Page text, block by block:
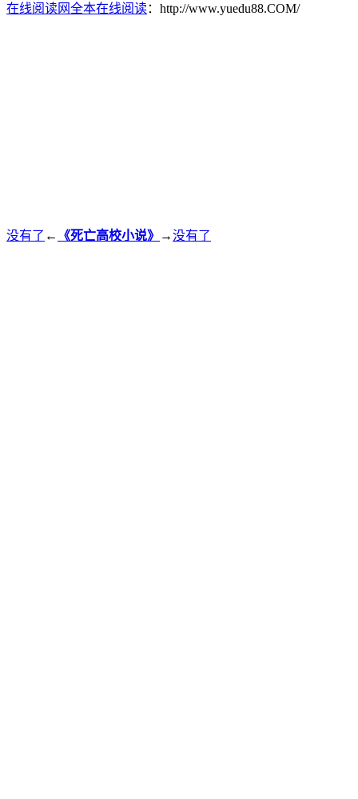
在线阅读网全本在线阅读：http://www.yuedu88.COM/
没有了 ← 《死亡高校小说》 →没有了